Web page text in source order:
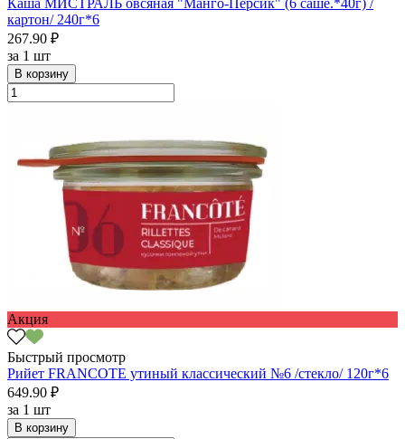
картон/ 240г*6
267.90 ₽
за 1 шт
В корзину
Акция
Быстрый просмотр
Рийет FRANCOTE утиный классический №6 /стекло/ 120г*6
649.90 ₽
за 1 шт
В корзину